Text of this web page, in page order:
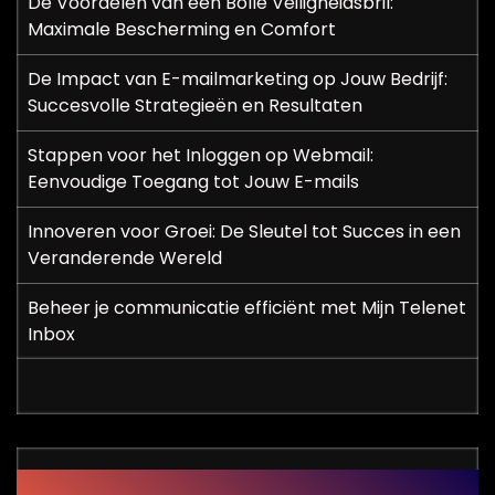
Maximale Bescherming en Comfort
De Impact van E-mailmarketing op Jouw Bedrijf:
Succesvolle Strategieën en Resultaten
Stappen voor het Inloggen op Webmail:
Eenvoudige Toegang tot Jouw E-mails
Innoveren voor Groei: De Sleutel tot Succes in een
Veranderende Wereld
Beheer je communicatie efficiënt met Mijn Telenet
Inbox